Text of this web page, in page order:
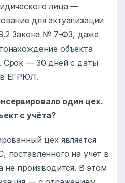
лица —
для актуализации
Закона № 7-ФЗ, даже
объекта
Срок — 30 дней с даты
в ЕГРЮЛ.
один цех.
с учёта?
цех является
поставленного на учёт в
не производится. В этом